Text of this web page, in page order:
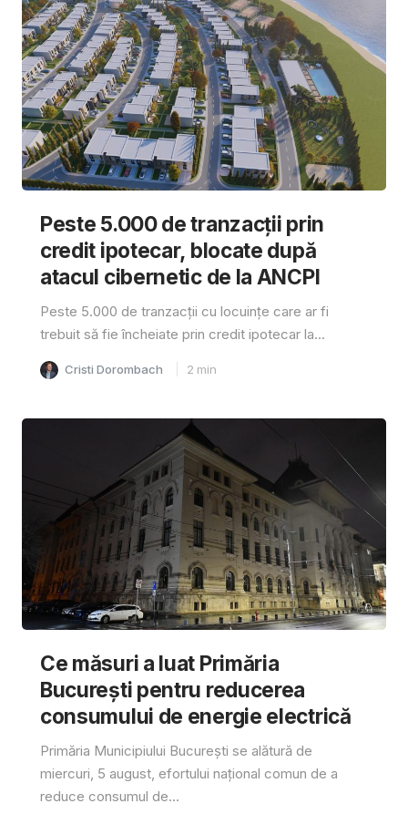
Peste 5.000 de tranzacții prin
credit ipotecar, blocate după
atacul cibernetic de la ANCPI
Peste 5.000 de tranzacții cu locuințe care ar fi
trebuit să fie încheiate prin credit ipotecar la...
Cristi Dorombach 2 min
Ce măsuri a luat Primăria
București pentru reducerea
consumului de energie electrică
Primăria Municipiului București se alătură de
miercuri, 5 august, efortului național comun de a
reduce consumul de...